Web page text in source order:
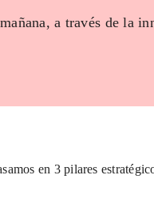
a través de la
en 3 pilares